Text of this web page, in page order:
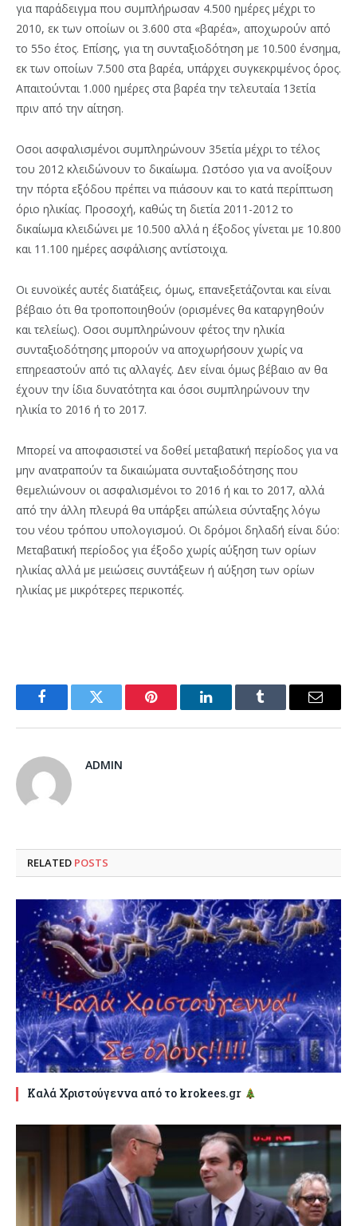
για παράδειγμα που συμπλήρωσαν 4.500 ημέρες μέχρι το
2010, εκ των οποίων οι 3.600 στα «βαρέα», αποχωρούν από
το 55ο έτος. Επίσης, για τη συνταξιοδότηση µε 10.500 ένσημα,
εκ των οποίων 7.500 στα βαρέα, υπάρχει συγκεκριµένος όρος.
Απαιτούνται 1.000 ηµέρες στα βαρέα την τελευταία 13ετία
πριν από την αίτηση.
Οσοι ασφαλισµένοι συµπληρώνουν 35ετία µέχρι το τέλος
του 2012 κλειδώνουν το δικαίωµα. Ωστόσο για να ανοίξουν
την πόρτα εξόδου πρέπει να πιάσουν και το κατά περίπτωση
όριο ηλικίας. Προσοχή, καθώς τη διετία 2011-2012 το
δικαίωµα κλειδώνει µε 10.500 αλλά η έξοδος γίνεται µε 10.800
και 11.100 ηµέρες ασφάλισης αντίστοιχα.
Οι ευνοϊκές αυτές διατάξεις, όμως, επανεξετάζονται και είναι
βέβαιο ότι θα τροποποιηθούν (ορισμένες θα καταργηθούν
και τελείως). Οσοι συμπληρώνουν φέτος την ηλικία
συνταξιοδότησης μπορούν να αποχωρήσουν χωρίς να
επηρεαστούν από τις αλλαγές. Δεν είναι όμως βέβαιο αν θα
έχουν την ίδια δυνατότητα και όσοι συμπληρώνουν την
ηλικία το 2016 ή το 2017.
Μπορεί να αποφασιστεί να δοθεί μεταβατική περίοδος για να
μην ανατραπούν τα δικαιώματα συνταξιοδότησης που
θεμελιώνουν οι ασφαλισμένοι το 2016 ή και το 2017, αλλά
από την άλλη πλευρά θα υπάρξει απώλεια σύνταξης λόγω
του νέου τρόπου υπολογισμού. Οι δρόμοι δηλαδή είναι δύο:
Μεταβατική περίοδος για έξοδο χωρίς αύξηση των ορίων
ηλικίας αλλά με μειώσεις συντάξεων ή αύξηση των ορίων
ηλικίας με μικρότερες περικοπές.
FacebookTwitter Pinterest LinkedInTumblr Email
ADMIN
RELATED POSTS
Καλά Χριστούγεννα από το krokees.gr